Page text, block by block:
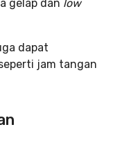
gelap dan low
dapat
jam tangan